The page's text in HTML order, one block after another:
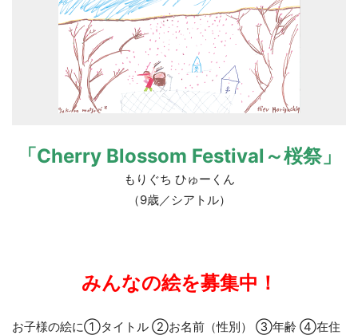
「Cherry Blossom Festival～桜祭」
もりぐち ひゅーくん
（9歳／シアトル）
みんなの絵を募集中！
お子様の絵に①タイトル ②お名前（性別） ③年齢 ④在住